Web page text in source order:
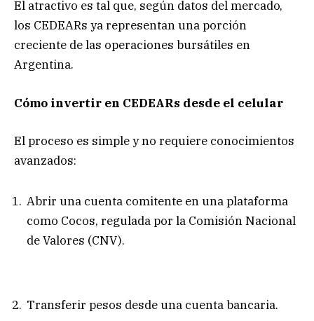
El atractivo es tal que, según datos del mercado,
los CEDEARs ya representan una porción
creciente de las operaciones bursátiles en
Argentina.
Cómo invertir en CEDEARs desde el celular
El proceso es simple y no requiere conocimientos
avanzados:
Abrir una cuenta comitente en una plataforma
como Cocos, regulada por la Comisión Nacional
de Valores (CNV).
Transferir pesos desde una cuenta bancaria.